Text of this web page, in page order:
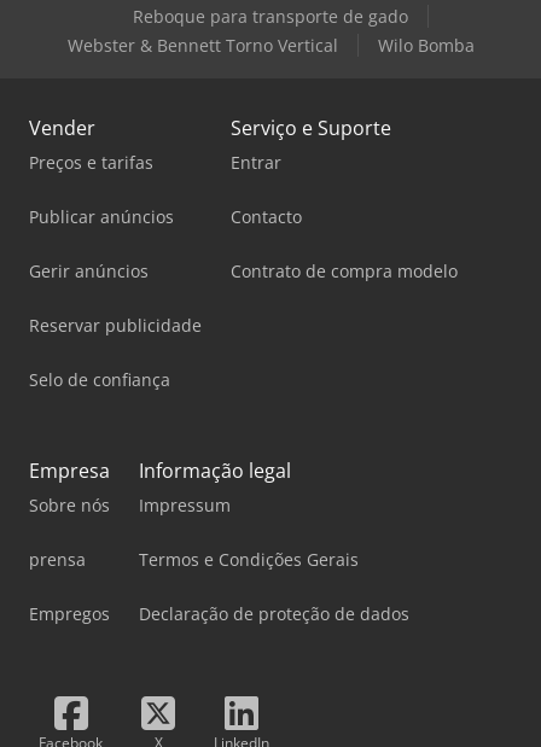
Reboque para transporte de gado
Webster & Bennett Torno Vertical
Wilo Bomba
Vender
Preços e tarifas
Publicar anúncios
Gerir anúncios
Reservar publicidade
Selo de confiança
Serviço e Suporte
Entrar
Contacto
Contrato de compra modelo
Empresa
Sobre nós
prensa
Empregos
Informação legal
Impressum
Termos e Condições Gerais
Declaração de proteção de dados
Facebook X LinkedIn